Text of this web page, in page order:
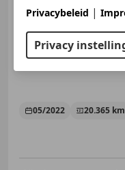
05/2022 20.365 km
Privacybeleid |
Privacy